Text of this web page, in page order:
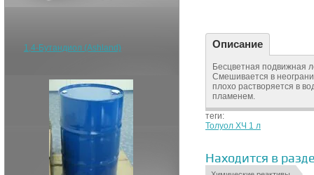
1,4-Бутандиол (Ashland) Описание
Бесцветная подвижная
Смешивается в
плохо растворяется в
пламенем.
теги:
Толуол ХЧ 1 л
Находится в